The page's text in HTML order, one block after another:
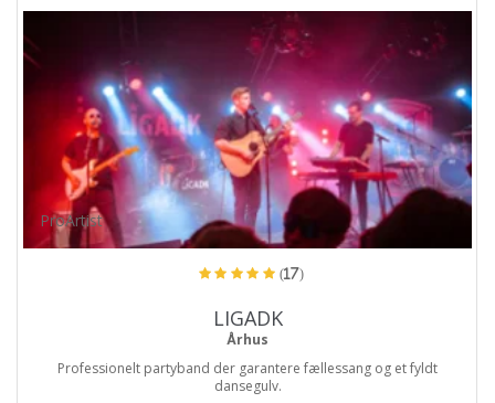
ProArtist
(17)
LIGADK
Århus
Professionelt partyband der garantere fællessang og et fyldt
dansegulv.